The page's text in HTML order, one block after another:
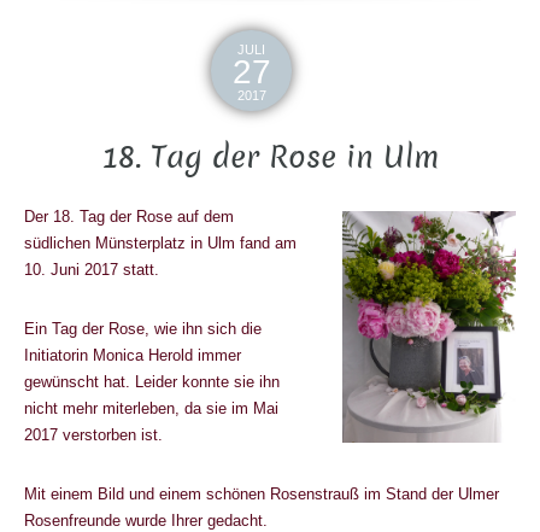
JULI
27
2017
18. Tag der Rose in Ulm
Der 18. Tag der Rose auf dem
südlichen Münsterplatz in Ulm fand am
10. Juni 2017 statt.
Ein Tag der Rose, wie ihn sich die
Initiatorin Monica Herold immer
gewünscht hat. Leider konnte sie ihn
nicht mehr miterleben, da sie im Mai
2017 verstorben ist.
Mit einem Bild und einem schönen Rosenstrauß im Stand der Ulmer
Rosenfreunde wurde Ihrer gedacht.